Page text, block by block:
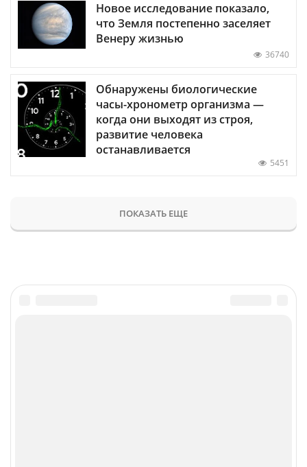
Новое исследование показало,
что Земля постепенно заселяет
Венеру жизнью
36740
Обнаружены биологические
часы-хронометр организма —
когда они выходят из строя,
развитие человека
останавливается
5451
ПОКАЗАТЬ ЕЩЕ